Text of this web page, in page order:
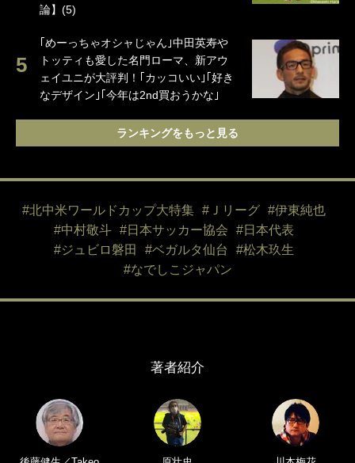
論】(5)
｢めーっちゃオシャじゃん｣中田英寿や
トッティも愛した名門ローマ、新アウ
ェイユニが大評判！｢カッコいい｣｢好き
なデザイン｣｢今年は2nd買おうかな｣
ランキングをもっと見る
#北中米ワールドカップ大特集 #Ｊリーグ
#伊東純也
#中村敬斗
#日本サッカー協会
#日本代表
#ジュビロ磐田
#ベガルタ仙台
#松木玖生
#なでしこジャパン
著者紹介